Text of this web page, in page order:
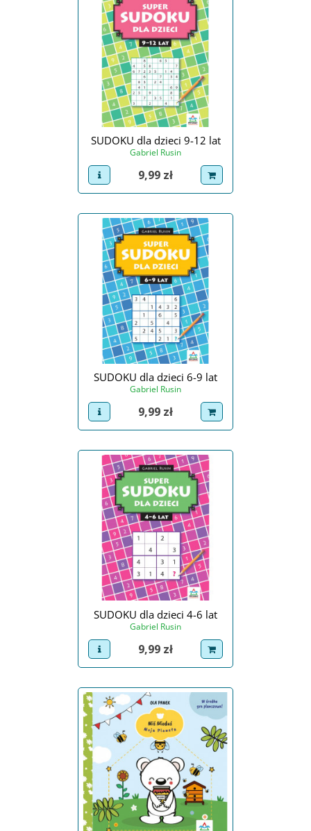
SUDOKU dla dzieci 9-12 lat
Gabriel Rusin
view product
Cena
9,99 zł dodaj do koszyka
SUDOKU dla dzieci 6-9 lat
Gabriel Rusin
view product
Cena
9,99 zł dodaj do koszyka
SUDOKU dla dzieci 4-6 lat
Gabriel Rusin
view product
Cena
9,99 zł dodaj do koszyka